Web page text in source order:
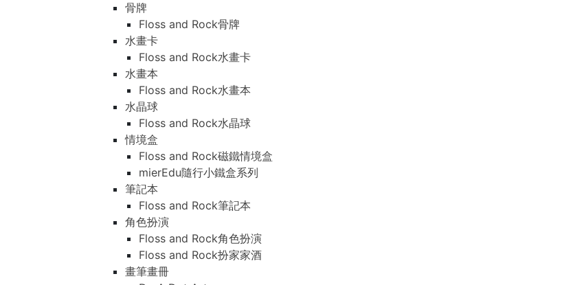
骨牌
Floss and Rock骨牌
水畫卡
Floss and Rock水畫卡
水畫本
Floss and Rock水畫本
水晶球
Floss and Rock水晶球
情境盒
Floss and Rock磁鐵情境盒
mierEdu隨行小鐵盒系列
筆記本
Floss and Rock筆記本
角色扮演
Floss and Rock角色扮演
Floss and Rock扮家家酒
畫筆畫冊